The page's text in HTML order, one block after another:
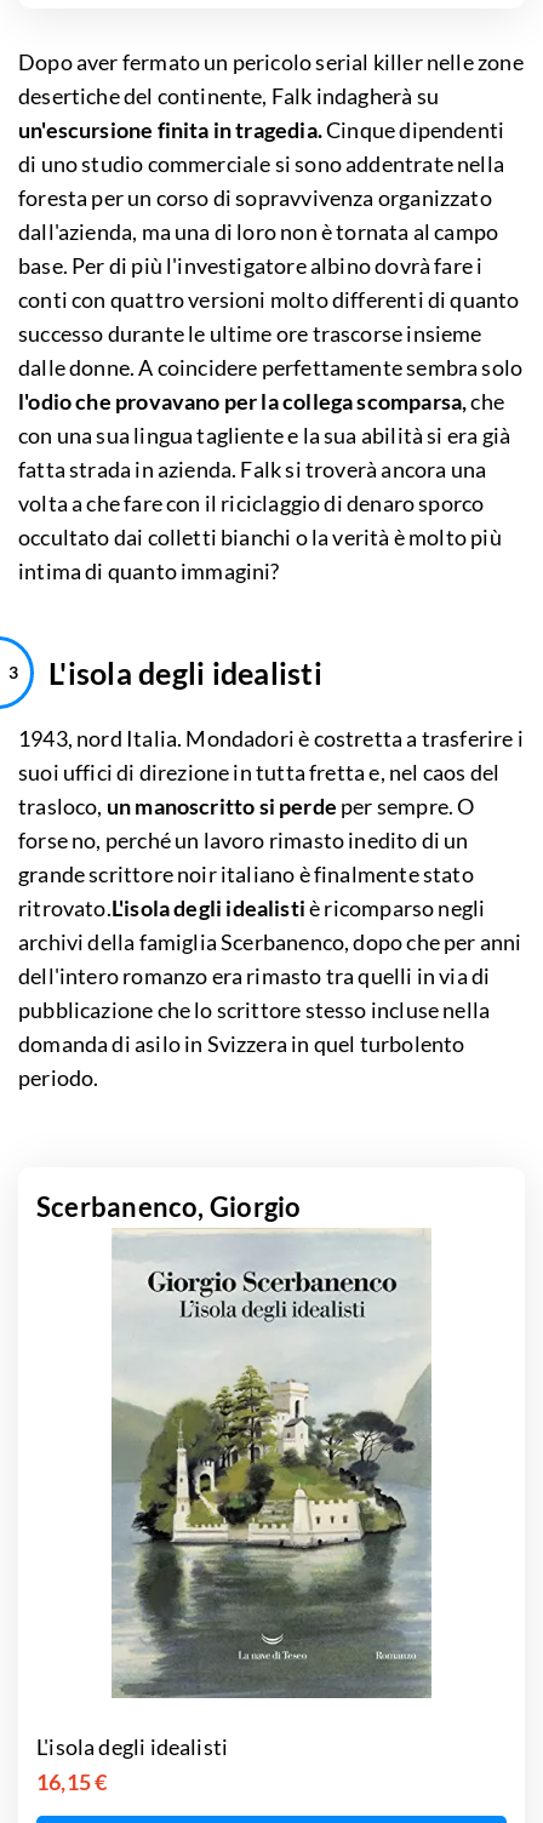
Dopo aver fermato un pericolo serial killer nelle zone
desertiche del continente, Falk indagherà su
un'escursione finita in tragedia.Cinque dipendenti
di uno studio commerciale si sono addentrate nella
foresta per un corso di sopravvivenza organizzato
dall'azienda, ma una di loro non è tornata al campo
base. Per di più l'investigatore albino dovrà fare i
conti con quattro versioni molto differenti di quanto
successo durante le ultime ore trascorse insieme
dalle donne. A coincidere perfettamente sembra solo
l'odio che provavano per la collega scomparsa,che
con una sua lingua tagliente e la sua abilità si era già
fatta strada in azienda. Falk si troverà ancora una
volta a che fare con il riciclaggio di denaro sporco
occultato dai colletti bianchi o la verità è molto più
intima di quanto immagini?
L'isola degli idealisti
1943, nord Italia. Mondadori è costretta a trasferire i
suoi uffici di direzione in tutta fretta e, nel caos del
trasloco, un manoscritto si perde per sempre. O
forse no, perché un lavoro rimasto inedito di un
grande scrittore noir italiano è finalmente stato
ritrovato.L'isola degli idealistiè ricomparso negli
archivi della famiglia Scerbanenco, dopo che per anni
dell'intero romanzo era rimasto tra quelli in via di
pubblicazione che lo scrittore stesso incluse nella
domanda di asilo in Svizzera in quel turbolento
periodo.
Scerbanenco, Giorgio
L'isola degli idealisti
16,15 €